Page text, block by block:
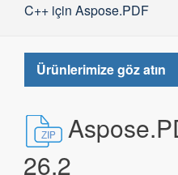
C++ için Aspose.PDF
Ürünlerimize göz atın
26.2